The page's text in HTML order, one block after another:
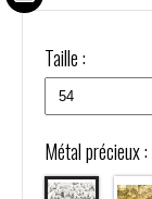
Taille :
Métal précieux :